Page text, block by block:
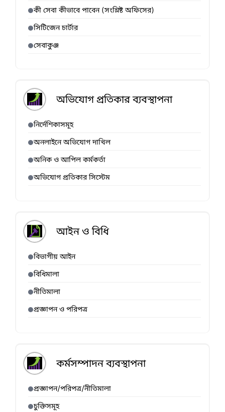
কী সেবা কীভাবে পাবেন (সংশ্লিষ্ট অফিসের)
সিটিজেন চার্টার
সেবাকুঞ্জ
অভিযোগ প্রতিকার ব্যবস্থাপনা
নির্দেশিকাসমূহ
অনলাইনে অভিযোগ দাখিল
অনিক ও আপিল কর্মকর্তা
অভিযোগ প্রতিকার সিস্টেম
আইন ও বিধি
বিভাগীয় আইন
বিধিমালা
নীতিমালা
প্রজ্ঞাপন ও পরিপত্র
কর্মসম্পাদন ব্যবস্থাপনা
প্রজ্ঞাপন/পরিপত্র/নীতিমালা
চুক্তিসমূহ